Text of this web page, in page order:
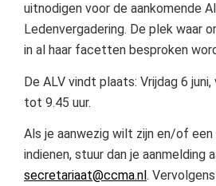
uitnodigen voor de aankomende
Ledenvergadering. De plek waar
in al haar facetten besproken
De ALV vindt plaats: Vrijdag 6 juni,
tot 9.45 uur.
Als je aanwezig wilt zijn en/of
indienen, stuur dan je aanmelding
secretariaat@ccma.nl .